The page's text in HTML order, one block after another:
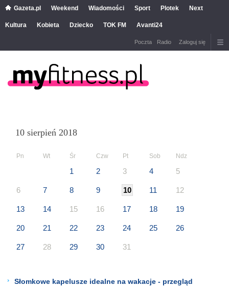
Gazeta.pl Weekend Wiadomości Sport Plotek Next
Kultura Kobieta Dziecko TOK FM Avanti24
Poczta Radio Zaloguj się
10 sierpień 2018
Pn Wt Śr Czw Pt Sob Ndz
1 2 3 4 5
6 7 8 9 10 11 12
13 14 15 16 17 18 19
20 21 22 23 24 25 26
27 28 29 30 31
Słomkowe kapelusze idealne na wakacje - przegląd